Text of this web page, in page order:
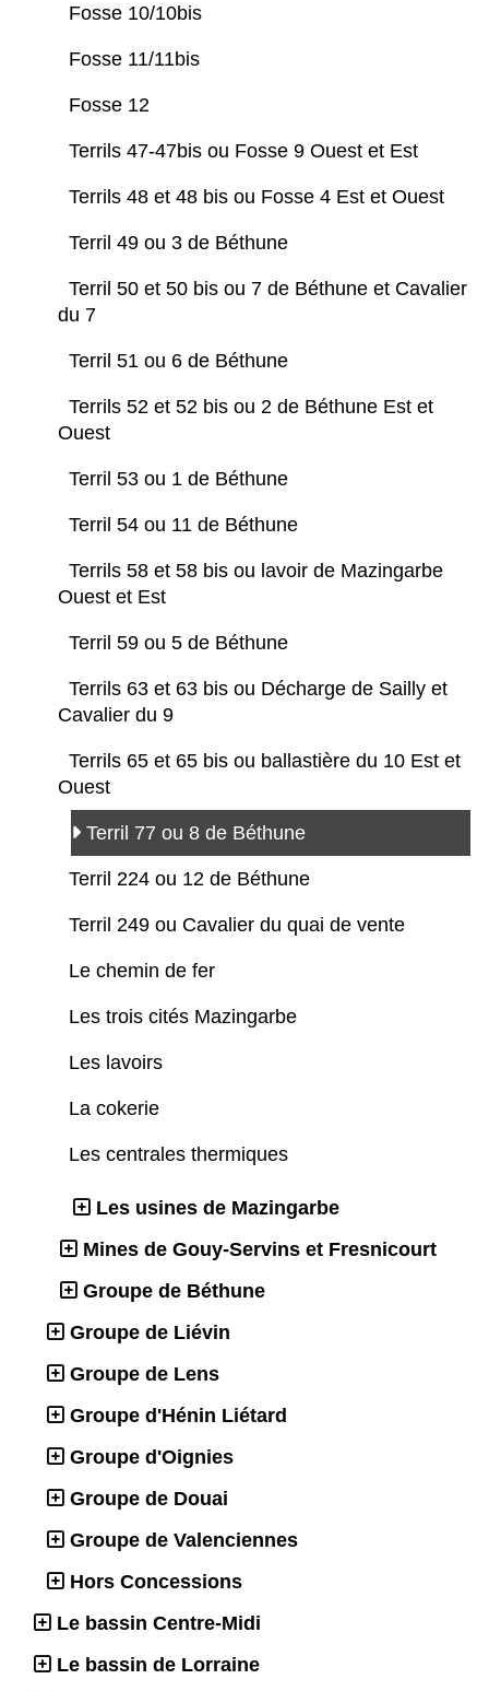
Fosse 10/10bis
Fosse 11/11bis
Fosse 12
Terrils 47-47bis ou Fosse 9 Ouest et Est
Terrils 48 et 48 bis ou Fosse 4 Est et Ouest
Terril 49 ou 3 de Béthune
Terril 50 et 50 bis ou 7 de Béthune et Cavalier
du 7
Terril 51 ou 6 de Béthune
Terrils 52 et 52 bis ou 2 de Béthune Est et
Ouest
Terril 53 ou 1 de Béthune
Terril 54 ou 11 de Béthune
Terrils 58 et 58 bis ou lavoir de Mazingarbe
Ouest et Est
Terril 59 ou 5 de Béthune
Terrils 63 et 63 bis ou Décharge de Sailly et
Cavalier du 9
Terrils 65 et 65 bis ou ballastière du 10 Est et
Ouest
Terril 77 ou 8 de Béthune
Terril 224 ou 12 de Béthune
Terril 249 ou Cavalier du quai de vente
Le chemin de fer
Les trois cités Mazingarbe
Les lavoirs
La cokerie
Les centrales thermiques
Les usines de Mazingarbe
Mines de Gouy-Servins et Fresnicourt
Groupe de Béthune
Groupe de Liévin
Groupe de Lens
Groupe d'Hénin Liétard
Groupe d'Oignies
Groupe de Douai
Groupe de Valenciennes
Hors Concessions
Le bassin Centre-Midi
Le bassin de Lorraine